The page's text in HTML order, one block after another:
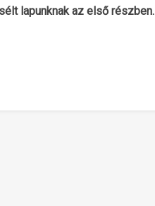
lapunknak az első részben.